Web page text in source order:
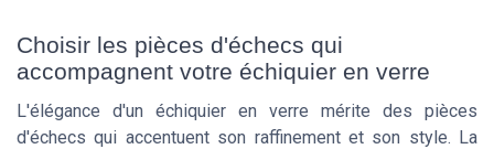
Choisir les pièces d'échecs qui
accompagnent votre échiquier en verre
L'élégance d'un échiquier en verre mérite des pièces
d'échecs qui accentuent son raffinement et son style. La